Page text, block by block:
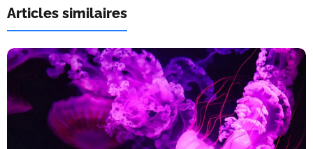
Articles similaires